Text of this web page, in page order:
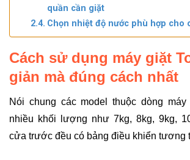
quần cần giặt
Chọn nhiệt độ nước phù hợp cho
Cách sử dụng máy giặt
giản mà đúng cách nhất
Nói chung các model thuộc dòng
nhiều khối lượng như 7kg, 8kg, 9kg,
cửa trước đều có bảng điều khiển tương